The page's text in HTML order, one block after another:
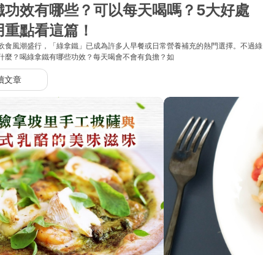
功效有哪些？可以每天喝嗎？5大好處
點看這篇！
食風潮盛行，「綠拿鐵」已成為許多人早餐或日常營養補充的熱門選擇。不過綠
麼？喝綠拿鐵有哪些功效？每天喝會不會有負擔？如
文章